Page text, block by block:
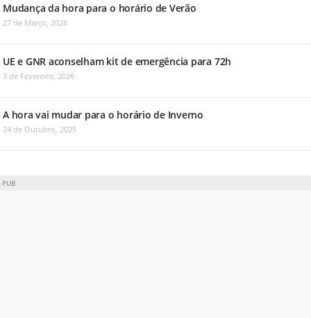
Mudança da hora para o horário de Verão
27 de Março, 2026
UE e GNR aconselham kit de emergência para 72h
3 de Fevereiro, 2026
A hora vai mudar para o horário de Inverno
24 de Outubro, 2025
PUB